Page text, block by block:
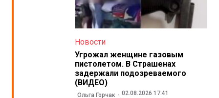
Новости
Угрожал женщине газовым
пистолетом. В Страшенах
задержали подозреваемого
(ВИДЕО)
Ольга Горчак 02.08.2026 17:41